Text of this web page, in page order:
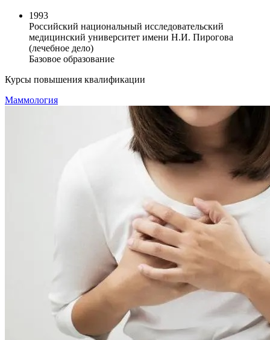
1993
Российский национальный исследовательский
медицинский университет имени Н.И. Пирогова
(лечебное дело)
Базовое образование
Курсы повышения квалификации
Маммология